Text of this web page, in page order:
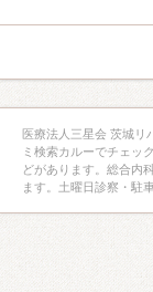
医療法人三星会 茨城リ
ミ検索カルーでチェッ
どがあります。総合内
ます。土曜日診察・駐